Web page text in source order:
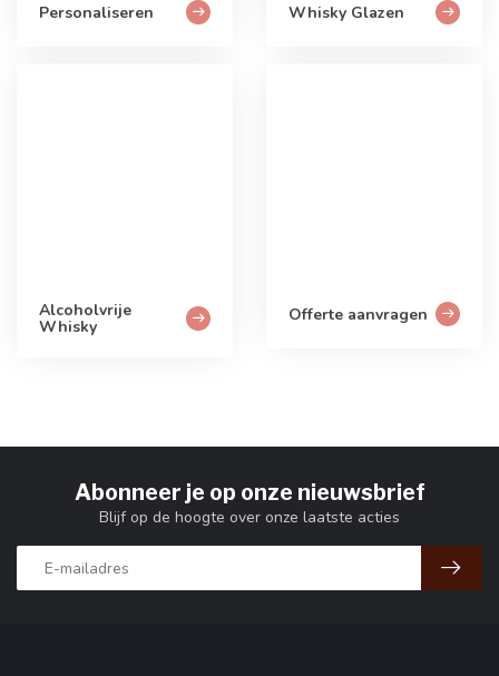
Personaliseren Whisky Glazen
Alcoholvrije
Whisky
Offerte aanvragen
Abonneer je op onze nieuwsbrief
Blijf op de hoogte over onze laatste acties